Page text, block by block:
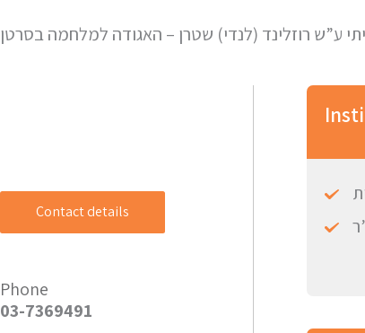
ע”ש רוזלינד (לנדי) שטרן – האגודה למלחמה בסרטן
Contact details
Phone
03-7369491